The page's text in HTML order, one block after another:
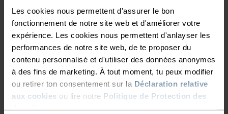
Les cookies nous permettent d'assurer le bon
fonctionnement de notre site web et d'améliorer votre
expérience. Les cookies nous permettent d'anlayser les
performances de notre site web, de te proposer du
contenu personnalisé et d'utiliser des données anonymes
à des fins de marketing. À tout moment, tu peux modifier
ou retirer ton consentement sur la Déclaration relative
aux cookies ou lire notre Politique de Protection des
Blackcomb conjugue légèreté
et séchage rapide.